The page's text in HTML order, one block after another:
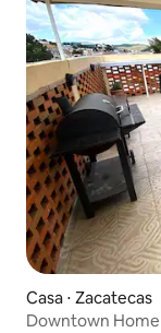
Casa ⋅ Zacatecas
Downtown